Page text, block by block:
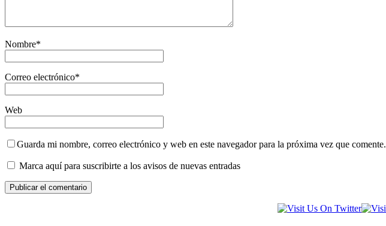
Nombre*
Correo electrónico*
Web
Guarda mi nombre, correo electrónico y web en este navegador para la próxima vez que comente.
Marca aquí para suscribirte a los avisos de nuevas entradas